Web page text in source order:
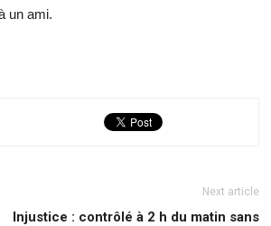
un ami.
Next article
Injustice : contrôlé à 2 h du matin sans